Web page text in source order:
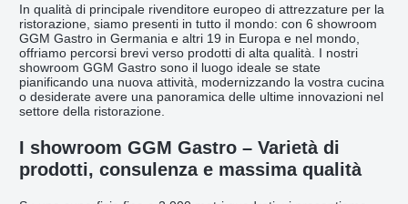
In qualità di principale rivenditore europeo di attrezzature per la
ristorazione, siamo presenti in tutto il mondo: con 6 showroom
GGM Gastro in Germania e altri 19 in Europa e nel mondo,
offriamo percorsi brevi verso prodotti di alta qualità. I nostri
showroom GGM Gastro sono il luogo ideale se state
pianificando una nuova attività, modernizzando la vostra cucina
o desiderate avere una panoramica delle ultime innovazioni nel
settore della ristorazione.
I showroom GGM Gastro – Varietà di
prodotti, consulenza e massima qualità